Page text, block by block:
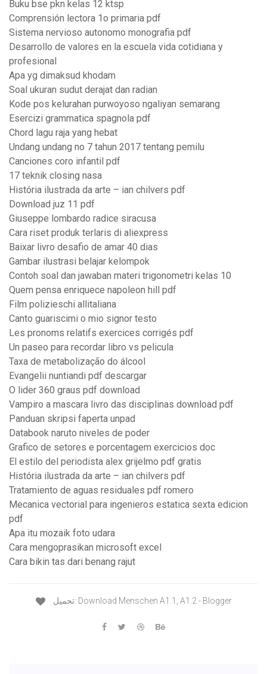
Buku bse pkn kelas 12 ktsp
Comprensión lectora 1o primaria pdf
Sistema nervioso autonomo monografia pdf
Desarrollo de valores en la escuela vida cotidiana y
profesional
Apa yg dimaksud khodam
Soal ukuran sudut derajat dan radian
Kode pos kelurahan purwoyoso ngaliyan semarang
Esercizi grammatica spagnola pdf
Chord lagu raja yang hebat
Undang undang no 7 tahun 2017 tentang pemilu
Canciones coro infantil pdf
17 teknik closing nasa
História ilustrada da arte – ian chilvers pdf
Download juz 11 pdf
Giuseppe lombardo radice siracusa
Cara riset produk terlaris di aliexpress
Baixar livro desafio de amar 40 dias
Gambar ilustrasi belajar kelompok
Contoh soal dan jawaban materi trigonometri kelas 10
Quem pensa enriquece napoleon hill pdf
Film polizieschi allitaliana
Canto guariscimi o mio signor testo
Les pronoms relatifs exercices corrigés pdf
Un paseo para recordar libro vs pelicula
Taxa de metabolização do álcool
Evangelii nuntiandi pdf descargar
O lider 360 graus pdf download
Vampiro a mascara livro das disciplinas download pdf
Panduan skripsi faperta unpad
Databook naruto niveles de poder
Grafico de setores e porcentagem exercicios doc
El estilo del periodista alex grijelmo pdf gratis
História ilustrada da arte – ian chilvers pdf
Tratamiento de aguas residuales pdf romero
Mecanica vectorial para ingenieros estatica sexta edicion
pdf
Apa itu mozaik foto udara
Cara mengoprasikan microsoft excel
Cara bikin tas dari benang rajut
تحميل: Download Menschen A1.1, A1.2 - Blogger